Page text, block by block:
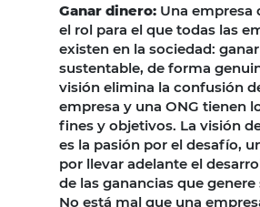
Ganar dinero: Una empresa
el rol para el que todas las
existen en la sociedad:
sustentable, de forma
visión elimina la confusión
empresa y una ONG tienen
fines y objetivos. La visión
es la pasión por el desafío,
por llevar adelante el
de las ganancias que
No está mal que una